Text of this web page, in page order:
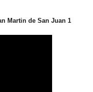
Martin de San Juan 1